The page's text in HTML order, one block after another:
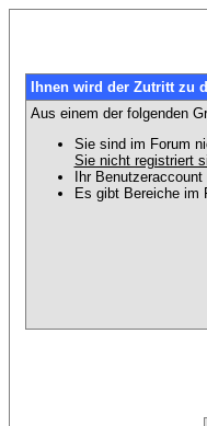
Ihnen wird der Zutritt zu
Aus einem der folgenden
Sie sind im Forum
Sie nicht registriert
Ihr
Es gibt Bereiche im